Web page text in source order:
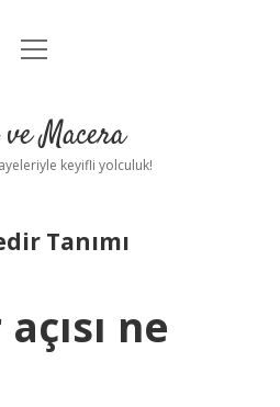
Anasayfa
Uyarı
menüyü
Macera
keyifli yolculuk!
Tanımı
ne